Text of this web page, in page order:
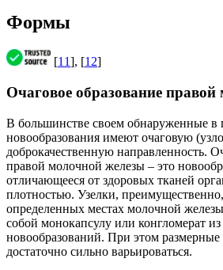
Формы
[11], [12]
Очаговое образование
В большинстве своем обнаруженные
новообразования имеют очаговую
доброкачественную направленность.
правой молочной железы – это
отличающееся от здоровых тканей
плотностью. Узелки,
определенных местах молочной
собой монокапсулу или конгломерат
новообразований. При этом
достаточно сильно варьироваться.